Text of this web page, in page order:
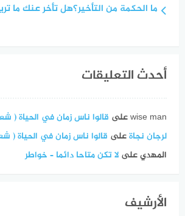
ما الحكمة من التأخير؟هل تأخر عنك ما
أحدث التعليقات
wise manعلى قالوا ناس زمان في الحياة ( شعر
لرجان نجاةعلى قالوا ناس زمان في الحياة (
المهديعلى لا تكن متاحا دائما – خواطر
الأرشيف